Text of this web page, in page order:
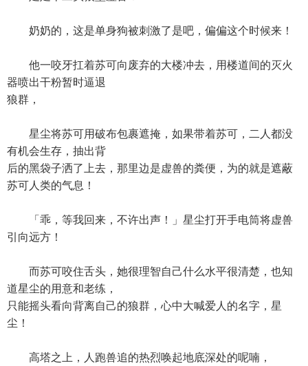
奶奶的，这是单身狗被刺激了是吧，偏偏这个时候来！
他一咬牙扛着苏可向废弃的大楼冲去，用楼道间的灭火
器喷出干粉暂时逼退
狼群，
星尘将苏可用破布包裹遮掩，如果带着苏可，二人都没
有机会生存，抽出背
后的黑袋子洒了上去，那里边是虚兽的粪便，为的就是遮蔽
苏可人类的气息！
「乖，等我回来，不许出声！」星尘打开手电筒将虚兽
引向远方！
而苏可咬住舌头，她很理智自己什么水平很清楚，也知
道星尘的用意和老练，
只能摇头看向背离自己的狼群，心中大喊爱人的名字，星
尘！
高塔之上，人跑兽追的热烈唤起地底深处的呢喃，